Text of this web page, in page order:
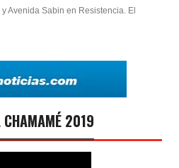
Avenida Sabin en Resistencia. El
CHAMAMÉ 2019